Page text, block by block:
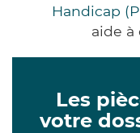
Handicap
aide
Les
votre